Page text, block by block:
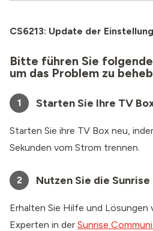
CS6213: Update der
Bitte führen Sie
um das Problem zu
1 Starten Sie Ihre TV
Starten Sie ihre TV Box neu,
Sekunden vom Strom trennen.
2 Nutzen Sie die
Erhalten Sie Hilfe und Lösungen
Experten in der Sunrise